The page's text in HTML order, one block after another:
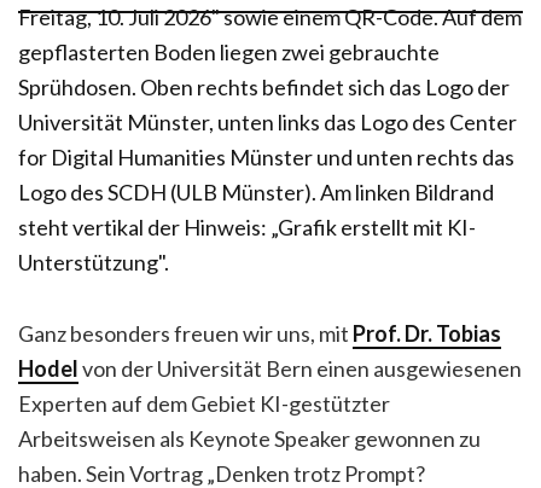
Ganz besonders freuen wir uns, mit Prof. Dr. Tobias
Hodelvon der Universität Bern einen ausgewiesenen
Experten auf dem Gebiet KI-gestützter
Arbeitsweisen als Keynote Speaker gewonnen zu
haben. Sein Vortrag „Denken trotz Prompt?